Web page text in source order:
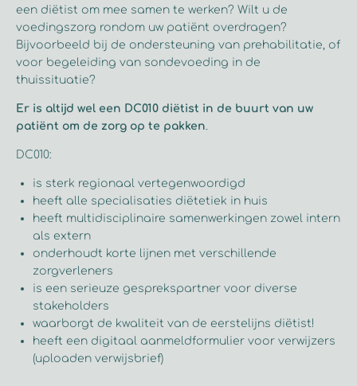
een diëtist om mee samen te werken? Wilt u de
voedingszorg rondom uw patiënt overdragen?
Bijvoorbeeld bij de ondersteuning van prehabilitatie, of
voor begeleiding van sondevoeding in de
thuissituatie?
Er is altijd wel een DC010 diëtist in de buurt van uw
patiënt om de zorg op te pakken.
DC010:
is sterk regionaal vertegenwoordigd
heeft alle specialisaties diëtetiek in huis
heeft multidisciplinaire samenwerkingen zowel intern
als extern
onderhoudt korte lijnen met verschillende
zorgverleners
is een serieuze gesprekspartner voor diverse
stakeholders
waarborgt de kwaliteit van de eerstelijns diëtist!
heeft een digitaal aanmeldformulier voor verwijzers
(uploaden verwijsbrief)